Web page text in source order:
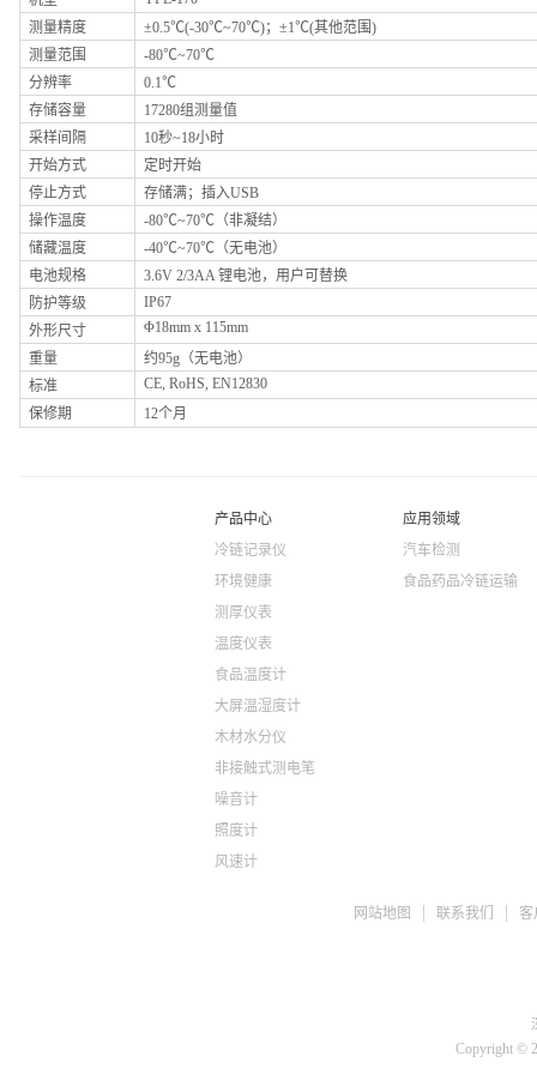
测量精度
±0.5℃(-30℃~70℃)；±1℃(其他范围)
测量范围
-80℃~70℃
分辨率
0.1℃
存储容量
17280组测量值
采样间隔
10秒~18小时
开始方式
定时开始
停止方式
存储满；插入USB
操作温度
-80℃~70℃ （非凝结）
储藏温度
-40℃~70℃ （无电池）
电池规格
3.6V 2/3AA 锂电池，用户可替换
防护等级
IP67
外形尺寸
Φ18mm x 115mm
重量
约95g（无电池）
标准
CE, RoHS, EN12830
保修期
12个月
产品中心
冷链记录仪
环境健康
测厚仪表
温度仪表
食品温度计
大屏温湿度计
木材水分仪
非接触式测电笔
噪音计
照度计
风速计
应用领域
汽车检测
食品药品冷链运输
网站地图 联系我们 客
Copyright ©